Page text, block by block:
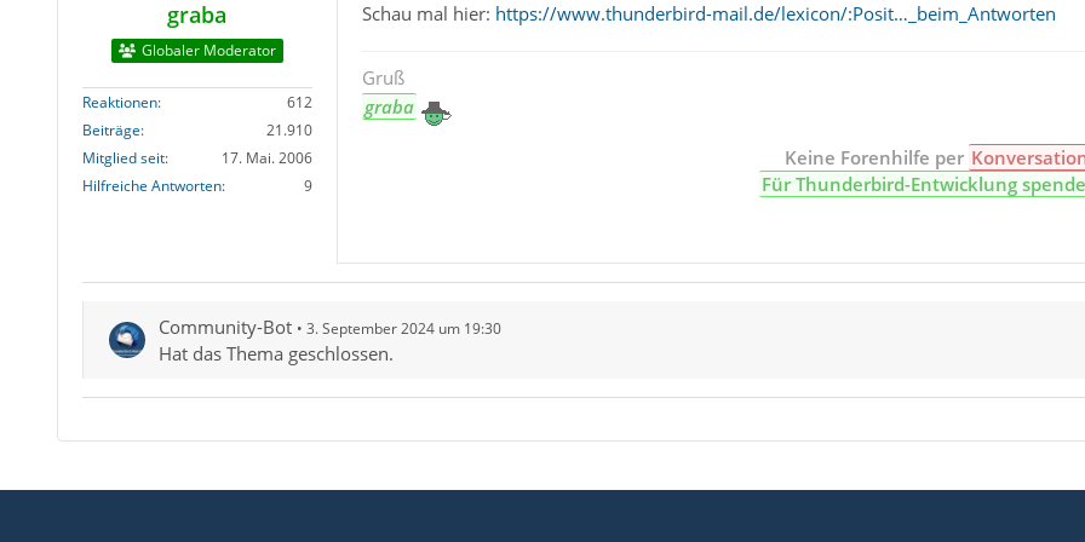
graba
Globaler Moderator
Reaktionen
612
Beiträge
21.910
Mitglied seit
17. Mai. 2006
Hilfreiche Antworten
9
Schau mal hier: https://www.thunderbird-mail.de/lexicon/:Posit…_beim_Antworten
Gruß
graba
Keine Forenhilfe per
Für Thunderbird-Entwicklung
Community-Bot 3. September 2024 um 19:30
Hat das Thema geschlossen.